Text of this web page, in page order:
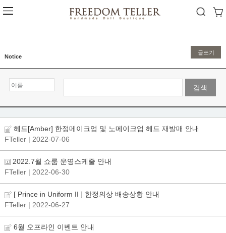
Notice
글쓰기
검색
헤드[Amber] 한정메이크업 및 노메이크업 헤드 재발매 안내
FTeller | 2022-07-06
2022.7월 쇼룸 운영스케줄 안내
FTeller | 2022-06-30
[ Prince in Uniform II ] 한정의상 배송상황 안내
FTeller | 2022-06-27
6월 오프라인 이벤트 안내